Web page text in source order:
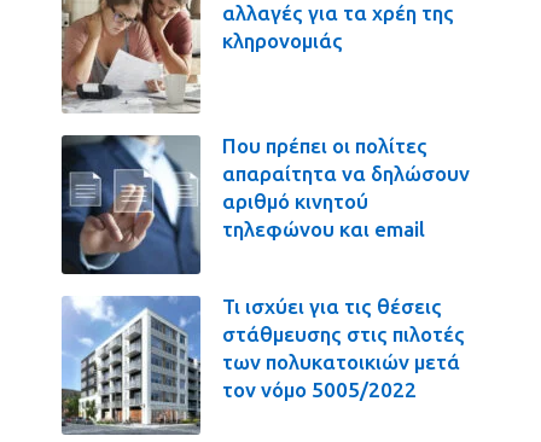
αλλαγές για τα χρέη της
κληρονομιάς
Που πρέπει οι πολίτες
απαραίτητα να δηλώσουν
αριθμό κινητού
τηλεφώνου και email
Τι ισχύει για τις θέσεις
στάθμευσης στις πιλοτές
των πολυκατοικιών μετά
τον νόμο 5005/2022